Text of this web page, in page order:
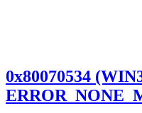
0x80070534